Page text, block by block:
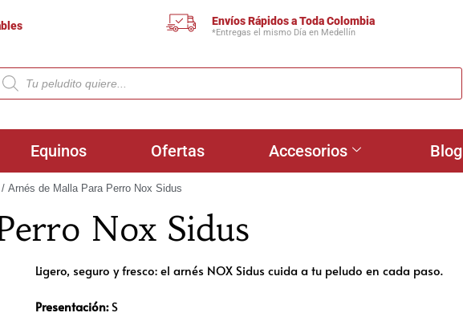
Envíos Rápidos a Toda Colombia
*Entregas el mismo Día en Medellín
Equinos Ofertas Accesorios Blog
/ Arnés de Malla Para Perro Nox Sidus
Nox Sidus
Ligero, seguro y fresco: el arnés NOX Sidus cuida a tu peludo en cada paso.
Presentación:S